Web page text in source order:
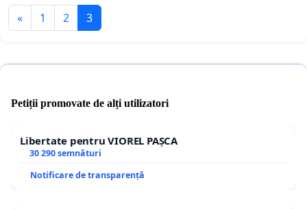
« 1 2 3
Petiții promovate de alți utilizatori
Libertate pentru VIOREL PAȘCA
30 290 semnături
Notificare de transparență